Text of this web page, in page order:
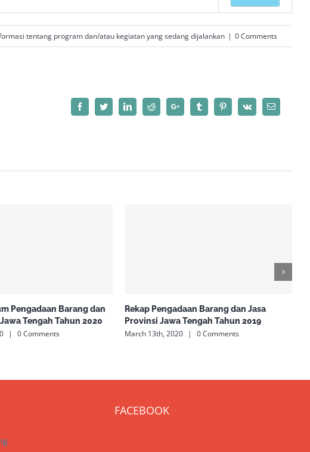
tentang program dan/atau kegiatan yang sedang dijalankan | 0 Comments
FacebookTwitterLinkedInReddit Google+ Tumblr PinterestVk Email
Pengadaan Barang dan
Tengah Tahun 2020
| 0 Comments
Rekap Pengadaan Barang dan Jasa
Provinsi Jawa Tengah Tahun 2019
March 13th, 2020 | 0 Comments
FACEBOOK